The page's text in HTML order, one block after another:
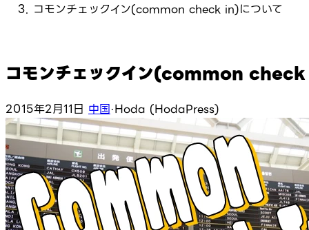
コモンチェックイン(common check in)について
コモンチェックイン(common
2015年2月11日 中国·Hoda (HodaPress)